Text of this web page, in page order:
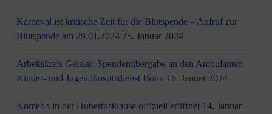
Karneval ist kritische Zeit für die Blutspende – Aufruf zur
Blutspende am 29.01.2024 25. Januar 2024
Arbeitskreis Geislar: Spendenübergabe an den Ambulanten
Kinder- und Jugendhospizdienst Bonn 16. Januar 2024
Komedo in der Hubertusklause offiziell eröffnet 14. Januar